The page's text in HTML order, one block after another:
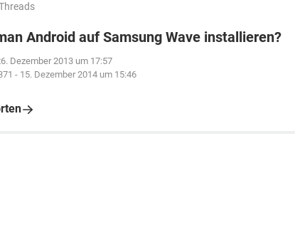
Android auf Samsung Wave installieren?
Dezember 2013 um 17:57
- 15. Dezember 2014 um 15:46